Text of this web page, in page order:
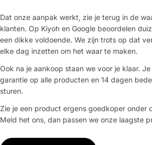
Dat onze aanpak werkt, zie je terug in de
klanten. Op Kiyoh en Google beoordelen
een dikke voldoende. We zijn trots op dat
elke dag inzetten om het waar te maken.
Ook na je aankoop staan we voor je klaar.
garantie op alle producten en 14 dagen
sturen.
Zie je een product ergens goedkoper onder
Meld het ons, dan passen we onze laagste